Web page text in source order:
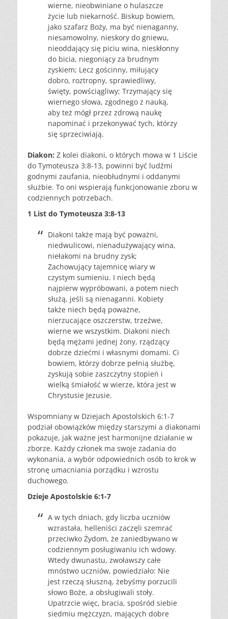
wierne, nieobwiniane o hulaszcze
życie lub niekarność. Biskup bowiem,
jako szafarz Boży, ma być nienaganny,
niesamowolny, nieskory do gniewu,
nieoddający się piciu wina, nieskłonny
do bicia, niegoniący za brudnym
zyskiem; Lecz gościnny, miłujący
dobro, roztropny, sprawiedliwy,
święty, powściągliwy; Trzymający się
wiernego słowa, zgodnego z nauką,
aby też mógł przez zdrową naukę
napominać i przekonywać tych, którzy
się sprzeciwiają.
Diakon: Z kolei diakoni, o których mowa w 1 Liście
do Tymoteusza 3:8-13, powinni być ludźmi
godnymi zaufania, nieobłudnymi i oddanymi
służbie. To oni wspierają funkcjonowanie zboru w
codziennych potrzebach.
1 List do Tymoteusza 3:8-13
Diakoni także mają być poważni,
niedwulicowi, nienadużywający wina,
niełakomi na brudny zysk;
Zachowujący tajemnicę wiary w
czystym sumieniu. I niech będą
najpierw wypróbowani, a potem niech
służą, jeśli są nienaganni. Kobiety
także niech będą poważne,
nierzucające oszczerstw, trzeźwe,
wierne we wszystkim. Diakoni niech
będą mężami jednej żony, rządzący
dobrze dziećmi i własnymi domami. Ci
bowiem, którzy dobrze pełnią służbę,
zyskują sobie zaszczytny stopień i
wielką śmiałość w wierze, która jest w
Chrystusie Jezusie.
Wspomniany w Dziejach Apostolskich 6:1-7
podział obowiązków między starszymi a diakonami
pokazuje, jak ważne jest harmonijne działanie w
zborze. Każdy członek ma swoje zadania do
wykonania, a wybór odpowiednich osób to krok w
stronę umacniania porządku i wzrostu
duchowego.
Dzieje Apostolskie 6:1-7
A w tych dniach, gdy liczba uczniów
wzrastała, helleniści zaczęli szemrać
przeciwko Żydom, że zaniedbywano w
codziennym posługiwaniu ich wdowy.
Wtedy dwunastu, zwoławszy całe
mnóstwo uczniów, powiedziało: Nie
jest rzeczą słuszną, żebyśmy porzucili
słowo Boże, a obsługiwali stoły.
Upatrzcie więc, bracia, spośród siebie
siedmiu mężczyzn, mających dobre